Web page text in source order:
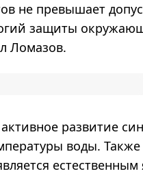
не превышает
защиты
Ломазов.
развитие
воды.